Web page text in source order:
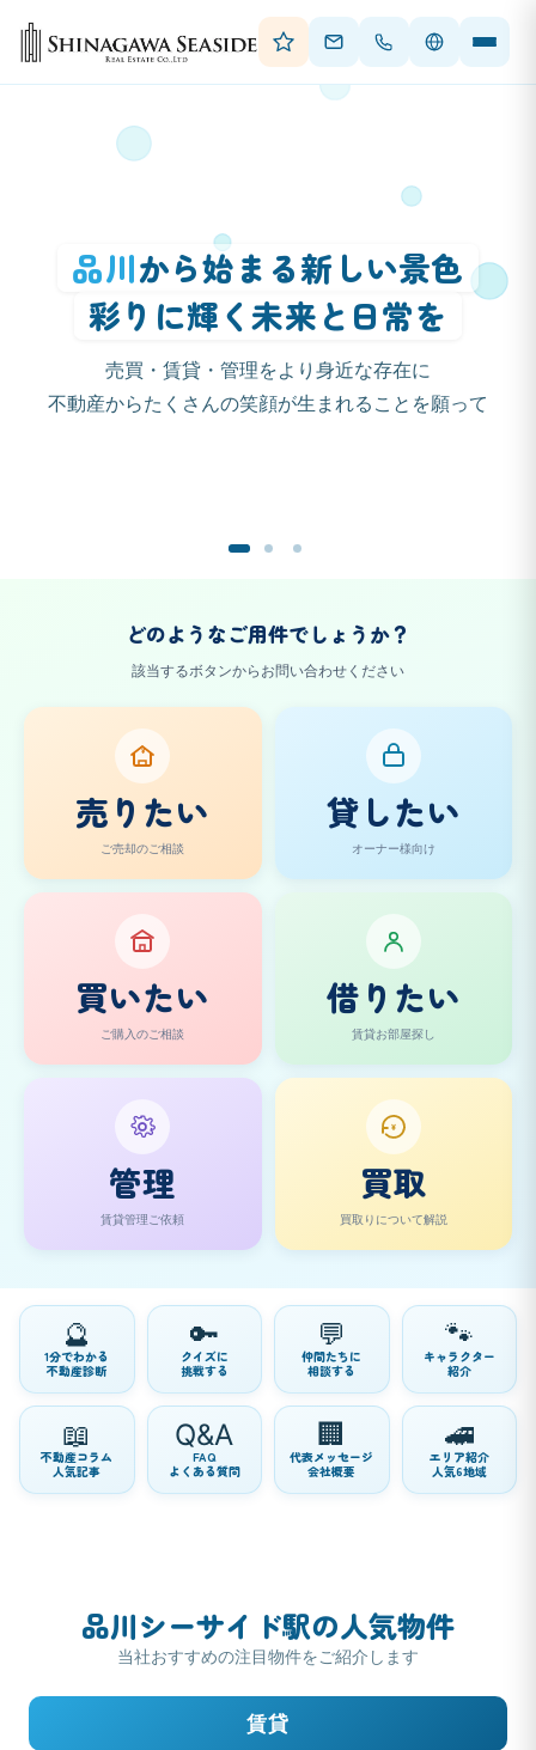
品川から始まる新しい景色
彩りに輝く未来と日常を
売買・賃貸・管理をより身近な存在に
不動産からたくさんの笑顔が生まれることを願って
どのようなご用件でしょうか？
該当するボタンからお問い合わせください
¥
売りたい
ご売却のご相談
貸したい
オーナー様向け
買いたい
ご購入のご相談
借りたい
賃貸お部屋探し
管理
賃貸管理ご依頼
¥
買取
買取りについて解説
🔮
1分でわかる
不動産診断
🔑
クイズに
挑戦する
💬
仲間たちに
相談する
🐾
キャラクター
紹介
📖
不動産コラム
人気記事
Q&A
FAQ
よくある質問
🏢
代表メッセージ
会社概要
🚄
エリア紹介
人気6地域
品川シーサイド駅の人気物件
当社おすすめの注目物件をご紹介します
賃貸